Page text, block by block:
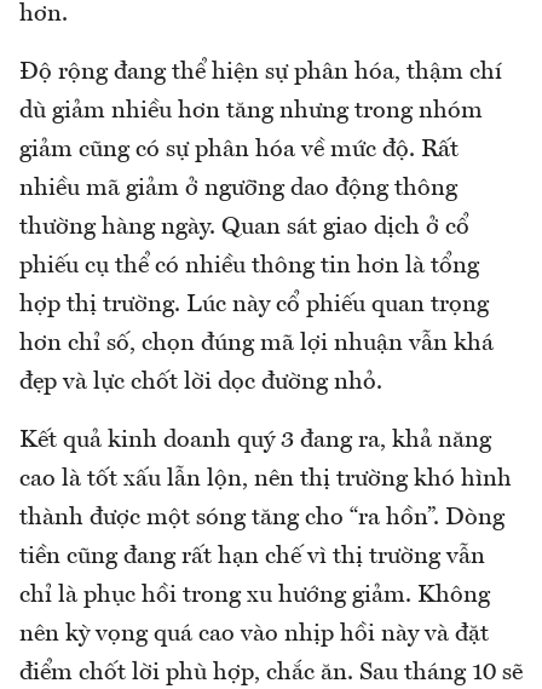
hơn.
Độ rộng đang thể hiện sự phân hóa, thậm chí
dù giảm nhiều hơn tăng nhưng trong nhóm
giảm cũng có sự phân hóa về mức độ. Rất
nhiều mã giảm ở ngưỡng dao động thông
thường hàng ngày. Quan sát giao dịch ở cổ
phiếu cụ thể có nhiều thông tin hơn là tổng
hợp thị trường. Lúc này cổ phiếu quan trọng
hơn chỉ số, chọn đúng mã lợi nhuận vẫn khá
đẹp và lực chốt lời dọc đường nhỏ.
Kết quả kinh doanh quý 3 đang ra, khả năng
cao là tốt xấu lẫn lộn, nên thị trường khó hình
thành được một sóng tăng cho “ra hồn”. Dòng
tiền cũng đang rất hạn chế vì thị trường vẫn
chỉ là phục hồi trong xu hướng giảm. Không
nên kỳ vọng quá cao vào nhịp hồi này và đặt
điểm chốt lời phù hợp, chắc ăn. Sau tháng 10 sẽ